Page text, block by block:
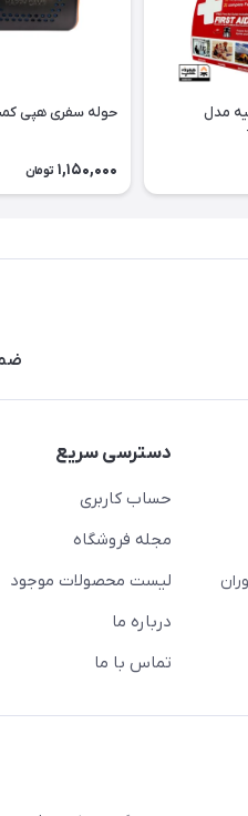
مدل
حوله سفری هپی کمپ
1,150,000 تومان
دسترسی سریع
حساب کاربری
مجله فروشگاه
لیست محصولات موجود
درباره ما
تماس با ما